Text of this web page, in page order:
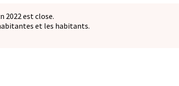
2022 est close.
et les habitants.